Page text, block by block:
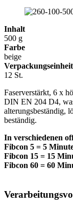
Inhalt
500 g
Farbe
beige
Verpackungseinheit
12 St.
Faserverstärkt, 6 x
DIN EN 204 D4,
alterungsbeständig,
beständig.
In verschiedenen
Fibcon 5 = 5
Fibcon 15 = 15
Fibcon 60 = 60